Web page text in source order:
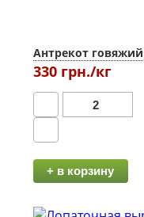
Антрекот говяжий
330 грн./кг